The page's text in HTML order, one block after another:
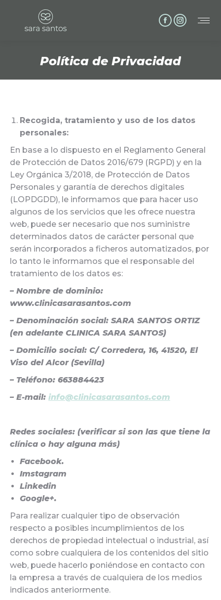
Facebook
in
Instagram
in
Política de Privacidad
Recogida, tratamiento y uso de los datos
personales:
En base a lo dispuesto en el Reglamento General
de Protección de Datos 2016/679 (RGPD) y en la
Ley Orgánica 3/2018, de Protección de Datos
Personales y garantía de derechos digitales
(LOPDGDD), le informamos que para hacer uso
algunos de los servicios que les ofrece nuestra
web, puede ser necesario que nos suministre
determinados datos de carácter personal que
serán incorporados a ficheros automatizados, por
lo tanto le informamos que el responsable del
tratamiento de los datos es:
– Nombre de dominio:
www.clinicasarasantos.com
– Denominación social: SARA SANTOS ORTIZ
(en adelante CLINICA SARA SANTOS)
– Domicilio social: C/ Corredera, 16, 41520, El
Viso del Alcor (Sevilla)
– Teléfono: 663884423
– E-mail: info@clinicasarasantos.com
Redes sociales: (verificar si son las que tiene la
clínica o hay alguna más)
Facebook.
Imstagram
Linkedin
Google+.
Para realizar cualquier tipo de observación
respecto a posibles incumplimientos de los
derechos de propiedad intelectual o industrial, así
como sobre cualquiera de los contenidos del sitio
web, puede hacerlo poniéndose en contacto con
la empresa a través de cualquiera de los medios
indicados anteriormente.